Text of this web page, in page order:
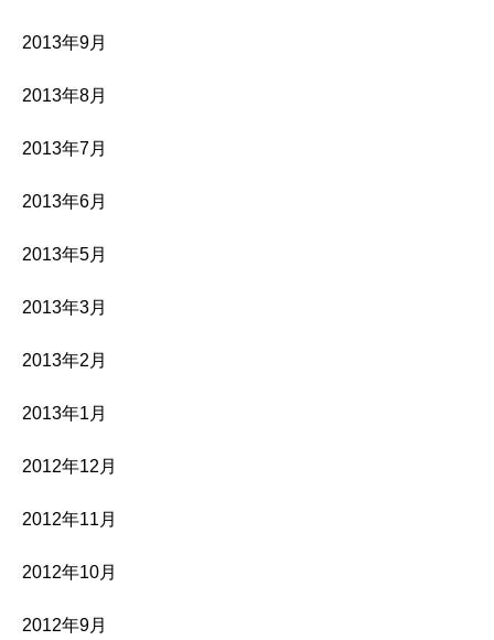
2013年9月
2013年8月
2013年7月
2013年6月
2013年5月
2013年3月
2013年2月
2013年1月
2012年12月
2012年11月
2012年10月
2012年9月